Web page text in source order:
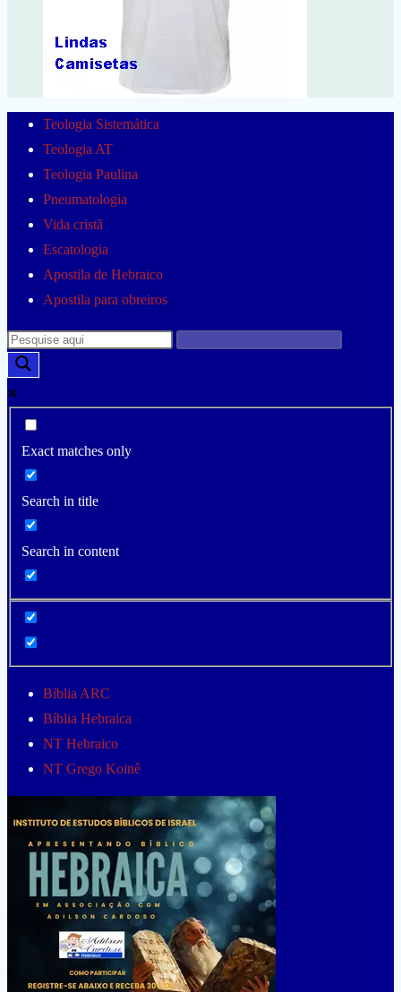
Teologia Sistemática
Teologia AT
Teologia Paulina
Pneumatologia
Vida cristã
Escatologia
Apostila de Hebraico
Apostila para obreiros
Exact matches only
Search in title
Search in content
Bíblia ARC
Bíblia Hebraica
NT Hebraico
NT Grego Koinê